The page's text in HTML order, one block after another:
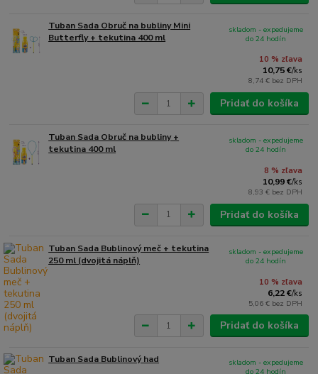
Tuban Sada Obruč na bubliny Mini
Butterfly + tekutina 400 ml
10 % zľava
10,75 €/ks
8,74 € bez DPH
skladom - expedujeme
do 24 hodín
Pridať do košíka
Tuban Sada Obruč na bubliny +
tekutina 400 ml
8 % zľava
10,99 €/ks
8,93 € bez DPH
skladom - expedujeme
do 24 hodín
Pridať do košíka
Tuban Sada Bublinový meč + tekutina
250 ml (dvojitá náplň)
10 % zľava
6,22 €/ks
5,06 € bez DPH
skladom - expedujeme
do 24 hodín
Pridať do košíka
Tuban Sada Bublinový had
skladom - expedujeme
do 24 hodín